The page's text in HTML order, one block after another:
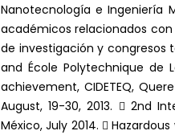
Nanotecnología e Ingeniería
académicos relacionados
de investigación y congresos
and École Polytechnique de
achievement, CIDETEQ,
August, 19-30, 2013.  2nd
México, July 2014. 